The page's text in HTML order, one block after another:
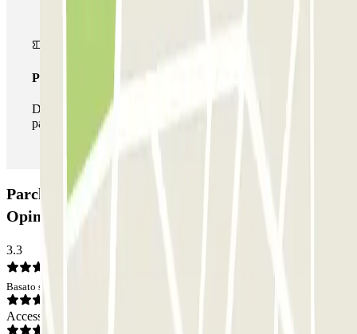
Pass illlimitato
Durante il tuo soggiorno potrai entrare e uscire dal
parcheggio tutte le volte che vorrai.
Parcheggio Berlín - Numància - Estació de Sants:
Opinioni
3.3
Basato su 9 opinioni
Accesso